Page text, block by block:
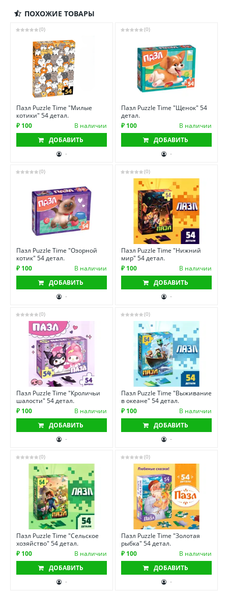
ПОХОЖИЕ ТОВАРЫ
(0)
Пазл Puzzle Time "Милые
котики" 54 детал.
₽ 100
В наличии
ДОБАВИТЬ
-
(0)
Пазл Puzzle Time "Щенок" 54
детал.
₽ 100
В наличии
ДОБАВИТЬ
-
(0)
Пазл Puzzle Time "Озорной
котик" 54 детал.
₽ 100
В наличии
ДОБАВИТЬ
-
(0)
Пазл Puzzle Time "Нижний
мир" 54 детал.
₽ 100
В наличии
ДОБАВИТЬ
-
(0)
Пазл Puzzle Time "Кроличьи
шалости" 54 детал.
₽ 100
В наличии
ДОБАВИТЬ
-
(0)
Пазл Puzzle Time "Выживание
в океане" 54 детал.
₽ 100
В наличии
ДОБАВИТЬ
-
(0)
Пазл Puzzle Time "Сельское
хозяйство" 54 детал.
₽ 100
В наличии
ДОБАВИТЬ
-
(0)
Пазл Puzzle Time "Золотая
рыбка" 54 детал.
₽ 100
В наличии
ДОБАВИТЬ
-